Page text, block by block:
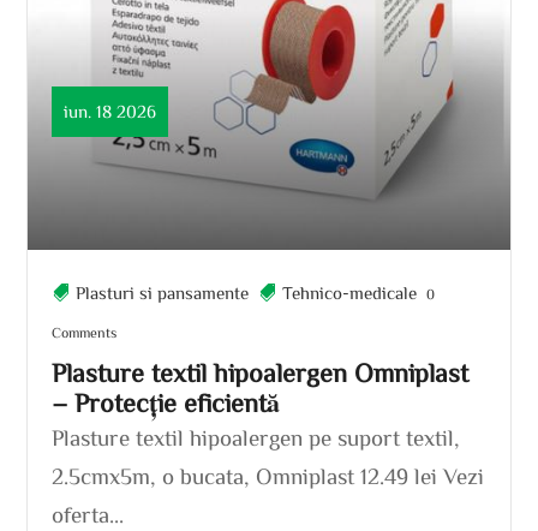
Plasture textil hipoalergen Omniplast
– Protecție eficientă
iun. 18 2026
Plasturi si pansamente Tehnico-medicale 0
Comments
Plasture textil hipoalergen pe suport textil,
2.5cmx5m, o bucata, Omniplast 12.49 lei Vezi
oferta...